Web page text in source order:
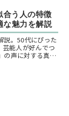
合う人の特徴
な魅力を解説
説。50代にぴった
能人が好んでつ
の声に対する真実